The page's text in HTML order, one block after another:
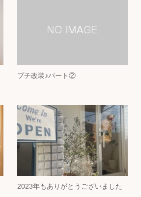
プチ改装♪パート②
2023年もありがとうございました